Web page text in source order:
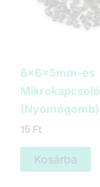
6x6x5mm-es
Mikrokapcsoló
(Nyomógomb)
15 Ft
Kosárba